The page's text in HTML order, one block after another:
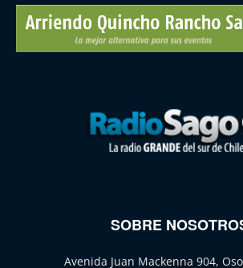
SOBRE
Avenida Juan Mackenna 904,